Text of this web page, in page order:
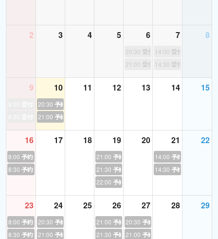
めちゃくちゃ丁寧にサポートします。
あなたのご要望や学習状況に合わせて、問題の解き方・試験の
心得・長期計画の受験準備など、多角的に対応いたします。
二次試験の模擬試験も行います。
★対応できるテキスト：『文で覚える単熟語』、『集中ゼ
ミ』、『二次試験・面接完全予想問題』（各旺文社）、最新6年分
ほどの過去問題
●TOEIC（～860点くらいまで）
苦手なパートを徹底的に練習しましょう!
対応可能なテキスト：ここに掲載していないものは、お問い合わ
せください。
★公式プラクティス リスニング／リーディング
2 3 4 5 6
20:30 受付終了
21:00 受付終了
7
14:00 受付終了
14:30 受付終了
8
9
受付終了
受付終了
10
20:30 予約あり
21:00 予約あり
11 12 13 14 15
16
8:00 予約あり
8:30 予約あり
17 18 19
21:00 予約あり
21:30 予約あり
22:00 予約あり
20 21
14:00 予約あり
14:30 予約あり
22
23
8:00 予約あり
8:30 予約あり
24
20:30 予約あり
21:00 予約あり
25 26
21:00 予約あり
21:30 予約あり
27
20:30 予約あり
21:00 予約あり
28 29